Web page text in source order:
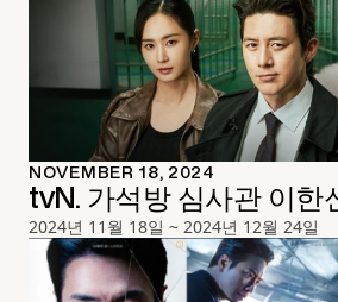
NOVEMBER 18, 2024
tvN. 가석방 심사관 이한
2024년 11월 18일 ~ 2024년 12월 24일